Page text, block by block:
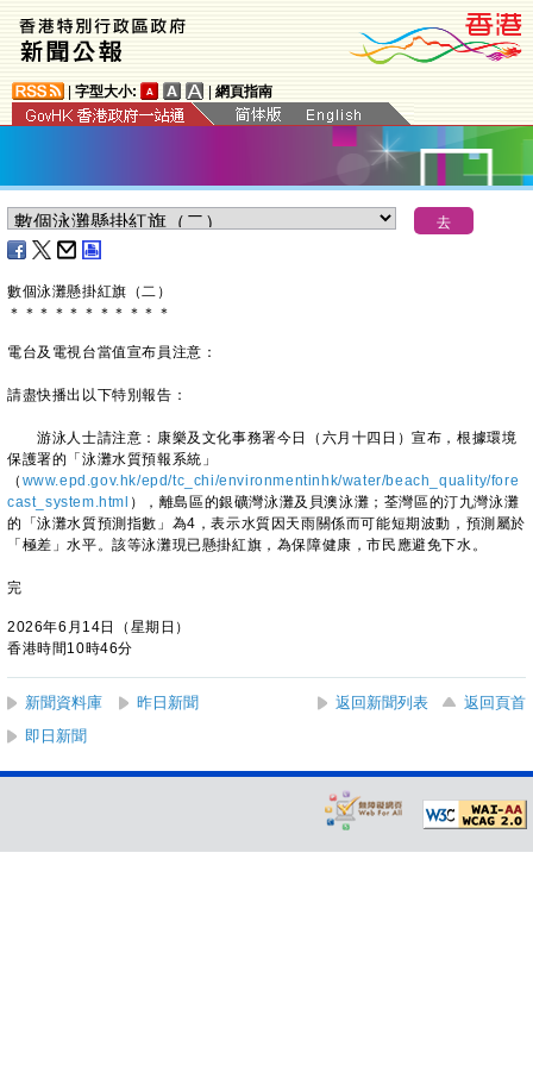
字型大小: 網頁指南
數個泳灘懸掛紅旗（二）
＊ ＊ ＊ ＊ ＊ ＊ ＊ ＊ ＊ ＊ ＊
電台及電視台當值宣布員注意：
請盡快播出以下特別報告：
游泳人士請注意：康樂及文化事務署今日（六月十四日）宣布，根據環境
保護署的「泳灘水質預報系統」
（ www.epd.gov.hk/epd/tc_chi/environmentinhk/water/beach_quality/fore
cast_system.html ），離島區的銀礦灣泳灘及貝澳泳灘；荃灣區的汀九灣泳灘
的「泳灘水質預測指數」為4，表示水質因天雨關係而可能短期波動，預測屬於
「極差」水平。該等泳灘現已懸掛紅旗，為保障健康，市民應避免下水。
完
2026年6月14日（星期日）
香港時間10時46分
新聞資料庫 昨日新聞 返回新聞列表
返回頁首
即日新聞